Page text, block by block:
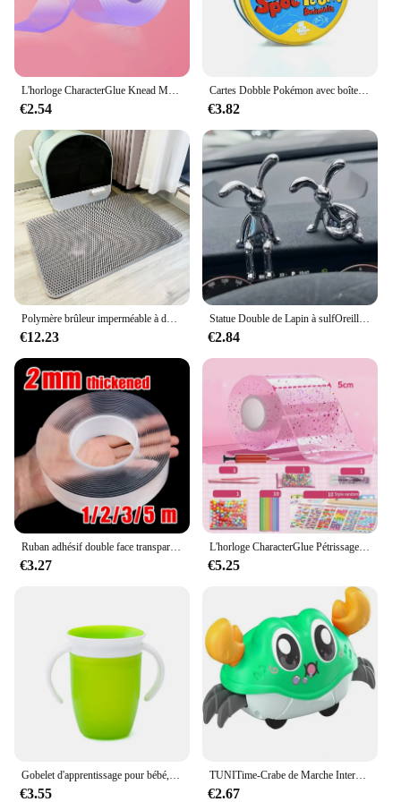
L'horloge CharacterGlue Knead Music Double Face Tape, Blow Engines, Full Set of CharacterTape, Bubble Blowing, Decompression Toy Stickers, Gift
€2.54
Cartes Dobble Pokémon avec boîte en métal pour enfants, Pikachu Spot It, jeu de société familial, sports rouges, animaux, vacances, camping, cadeaux
€3.82
€12.23
Statue Double de Lapin à sulfOreilles, Accessoires de Décoration de Dessin Animé, Salon, Chambre à Coucher, Voiture, Bureau, 2 Pièces
€2.84
€3.27
L'horloge CharacterGlue Pétrissage Musique Soufflant Bulle Ensemble Complet De CharacterTape Double Face Pâte Soufflant Bulle Décompression Jouets Autocollant
€5.25
€3.55
TUNITime-Crabe de Marche Interactif à Double Force pour Bébé, Jouet Sensoriel pour ApprentiCumbria et Développement de Ramper
€2.67